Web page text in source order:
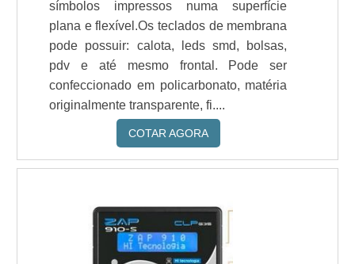
símbolos impressos numa superfície
plana e flexível.Os teclados de membrana
pode possuir: calota, leds smd, bolsas,
pdv e até mesmo frontal. Pode ser
confeccionado em policarbonato, matéria
originalmente transparente, fi....
COTAR AGORA